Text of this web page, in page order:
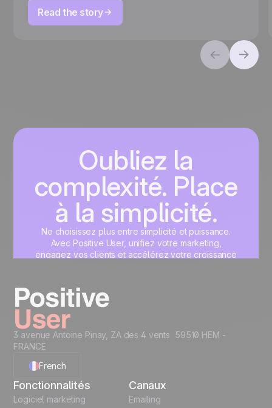
Read the story
Oubliez la
complexité. Place
à la simplicité.
Ne choisissez plus entre simplicité et puissance.
Avec Positive User, unifiez votre marketing,
engagez vos clients et accélérez votre croissance
Commencez maintenant
3 avenue Antoine Pinay, ZA des 4 vents 59510 HEM -
FRANCE
French
English
Fonctionnalités
Logiciel marketing
Canaux
Emailing